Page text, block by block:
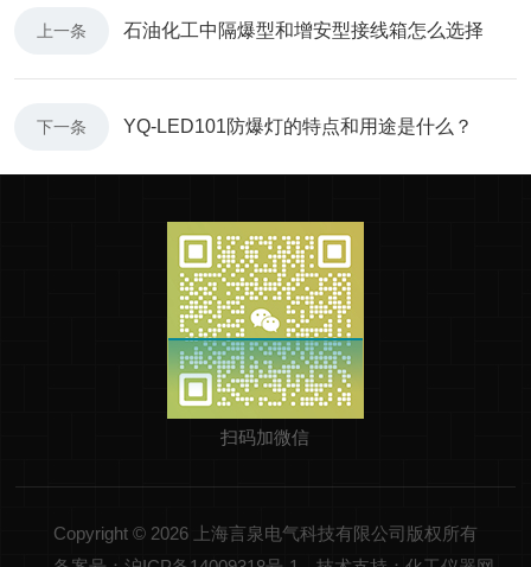
上一条 石油化工中隔爆型和增安型接线箱怎么选择
下一条 YQ-LED101防爆灯的特点和用途是什么？
扫码加微信
Copyright © 2026 上海言泉电气科技有限公司版权所有